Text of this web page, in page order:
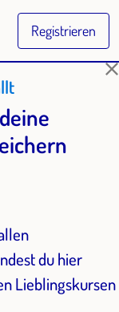
Registrieren
du hier
Lieblingskursen